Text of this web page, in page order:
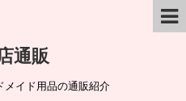
通販
メイド用品の通販紹介